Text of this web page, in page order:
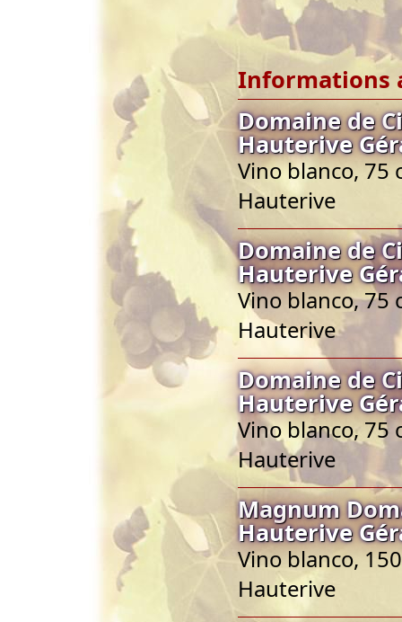
Informations
Domaine de
Hauterive
Vino blanco, 75
Hauterive
Domaine de
Hauterive
Vino blanco, 75
Hauterive
Domaine de
Hauterive
Vino blanco, 75
Hauterive
Magnum
Hauterive
Vino blanco,
Hauterive